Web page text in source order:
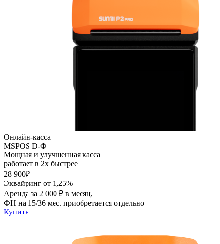
Онлайн-касса
MSPOS D-Ф
Мощная и улучшенная касса
работает в 2х быстрее
28 900₽
Эквайринг от 1,25%
Аренда за 2 000 ₽ в месяц,
ФН на 15/36 мес. приобретается отдельно
Купить